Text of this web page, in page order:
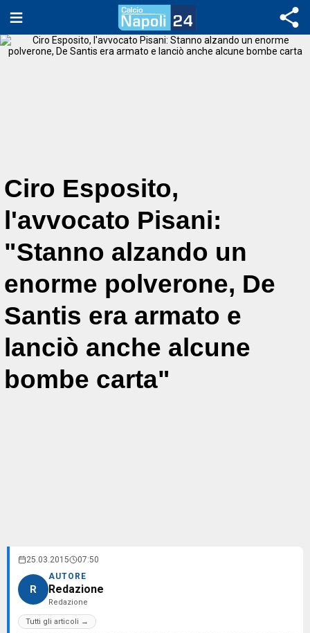
Ciro Esposito,
l'avvocato Pisani:
"Stanno alzando un
enorme polverone, De
Santis era armato e
lanciò anche alcune
bombe carta"
25.03.2015 07:50
R
AUTORE
Redazione
Redazione
Tutti gli articoli →